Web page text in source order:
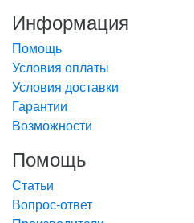
Информация
Помощь
Условия оплаты
Условия доставки
Гарантии
Возможности
Помощь
Статьи
Вопрос-ответ